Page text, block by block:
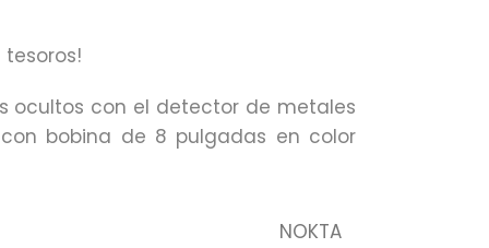
ocultos con el detector de metales
con bobina de 8 pulgadas en color
NOKTA